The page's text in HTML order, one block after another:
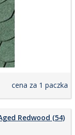
cena za 1 paczka
Redwood (54)